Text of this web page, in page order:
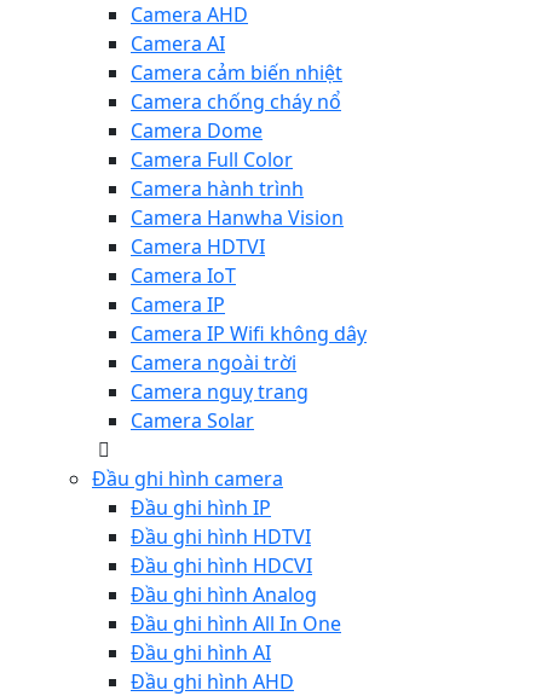
Camera AHD
Camera AI
Camera cảm biến nhiệt
Camera chống cháy nổ
Camera Dome
Camera Full Color
Camera hành trình
Camera Hanwha Vision
Camera HDTVI
Camera IoT
Camera IP
Camera IP Wifi không dây
Camera ngoài trời
Camera nguỵ trang
Camera Solar
Đầu ghi hình camera
Đầu ghi hình IP
Đầu ghi hình HDTVI
Đầu ghi hình HDCVI
Đầu ghi hình Analog
Đầu ghi hình All In One
Đầu ghi hình AI
Đầu ghi hình AHD